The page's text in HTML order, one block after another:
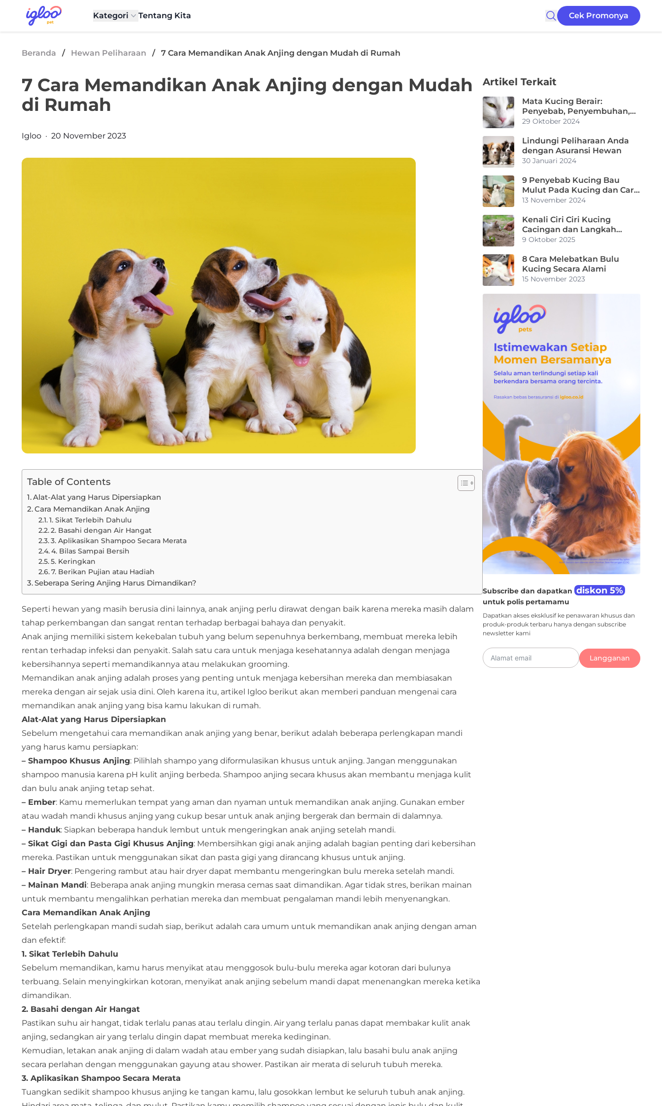
Skip to content
Igloo Blog
Kategori
Tentang Kita Cek Promonya
Beranda / Hewan Peliharaan / 7 Cara Memandikan Anak Anjing dengan Mudah di Rumah
7 Cara Memandikan Anak Anjing dengan Mudah
di Rumah
Posted by
Igloo · 20 November 2023
Table of Contents
Alat-Alat yang Harus Dipersiapkan
Cara Memandikan Anak Anjing
1. Sikat Terlebih Dahulu
2. Basahi dengan Air Hangat
3. Aplikasikan Shampoo Secara Merata
4. Bilas Sampai Bersih
5. Keringkan
7. Berikan Pujian atau Hadiah
Seberapa Sering Anjing Harus Dimandikan?
Seperti hewan yang masih berusia dini lainnya, anak anjing perlu dirawat dengan baik karena mereka masih dalam
tahap perkembangan dan sangat rentan terhadap berbagai bahaya dan penyakit.
Anak anjing memiliki sistem kekebalan tubuh yang belum sepenuhnya berkembang, membuat mereka lebih
rentan terhadap infeksi dan penyakit. Salah satu cara untuk menjaga kesehatannya adalah dengan menjaga
kebersihannya seperti memandikannya atau melakukan grooming.
Memandikan anak anjing adalah proses yang penting untuk menjaga kebersihan mereka dan membiasakan
mereka dengan air sejak usia dini. Oleh karena itu, artikel Igloo berikut akan memberi panduan mengenai cara
memandikan anak anjing yang bisa kamu lakukan di rumah.
Alat-Alat yang Harus Dipersiapkan
Sebelum mengetahui cara memandikan anak anjing yang benar, berikut adalah beberapa perlengkapan mandi
yang harus kamu persiapkan:
– Shampoo Khusus Anjing: Pilihlah shampo yang diformulasikan khusus untuk anjing. Jangan menggunakan
shampoo manusia karena pH kulit anjing berbeda. Shampoo anjing secara khusus akan membantu menjaga kulit
dan bulu anak anjing tetap sehat.
– Ember: Kamu memerlukan tempat yang aman dan nyaman untuk memandikan anak anjing. Gunakan ember
atau wadah mandi khusus anjing yang cukup besar untuk anak anjing bergerak dan bermain di dalamnya.
– Handuk: Siapkan beberapa handuk lembut untuk mengeringkan anak anjing setelah mandi.
– Sikat Gigi dan Pasta Gigi Khusus Anjing: Membersihkan gigi anak anjing adalah bagian penting dari kebersihan
mereka. Pastikan untuk menggunakan sikat dan pasta gigi yang dirancang khusus untuk anjing.
– Hair Dryer: Pengering rambut atau hair dryer dapat membantu mengeringkan bulu mereka setelah mandi.
– Mainan Mandi: Beberapa anak anjing mungkin merasa cemas saat dimandikan. Agar tidak stres, berikan mainan
untuk membantu mengalihkan perhatian mereka dan membuat pengalaman mandi lebih menyenangkan.
Cara Memandikan Anak Anjing
Setelah perlengkapan mandi sudah siap, berikut adalah cara umum untuk memandikan anak anjing dengan aman
dan efektif:
1. Sikat Terlebih Dahulu
Sebelum memandikan, kamu harus menyikat atau menggosok bulu-bulu mereka agar kotoran dari bulunya
terbuang. Selain menyingkirkan kotoran, menyikat anak anjing sebelum mandi dapat menenangkan mereka ketika
dimandikan.
2. Basahi dengan Air Hangat
Pastikan suhu air hangat, tidak terlalu panas atau terlalu dingin. Air yang terlalu panas dapat membakar kulit anak
anjing, sedangkan air yang terlalu dingin dapat membuat mereka kedinginan.
Kemudian, letakan anak anjing di dalam wadah atau ember yang sudah disiapkan, lalu basahi bulu anak anjing
secara perlahan dengan menggunakan gayung atau shower. Pastikan air merata di seluruh tubuh mereka.
3. Aplikasikan Shampoo Secara Merata
Tuangkan sedikit shampoo khusus anjing ke tangan kamu, lalu gosokkan lembut ke seluruh tubuh anak anjing.
Artikel Terkait
Mata Kucing Berair:
Penyebab, Penyembuhan,
dan Cara Mencegahnya
29 Oktober 2024
Lindungi Peliharaan Anda
dengan Asuransi Hewan
30 Januari 2024
9 Penyebab Kucing Bau
Mulut Pada Kucing dan Cara
Mengatasinya
13 November 2024
Kenali Ciri Ciri Kucing
Cacingan dan Langkah
Penanganan yang Tepat
9 Oktober 2025
8 Cara Melebatkan Bulu
Kucing Secara Alami
15 November 2023
Subscribe dan dapatkan diskon 5%
untuk polis pertamamu
Dapatkan akses eksklusif ke penawaran khusus dan
produk-produk terbaru hanya dengan subscribe
newsletter kami
Langganan